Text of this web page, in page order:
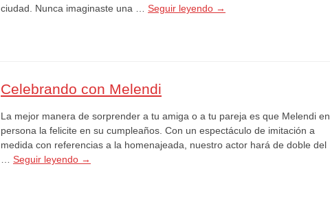
ciudad. Nunca imaginaste una … Seguir leyendo →
Celebrando con Melendi
La mejor manera de sorprender a tu amiga o a tu pareja es que Melendi en
persona la felicite en su cumpleaños. Con un espectáculo de imitación a
medida con referencias a la homenajeada, nuestro actor hará de doble del
Seguir leyendo →